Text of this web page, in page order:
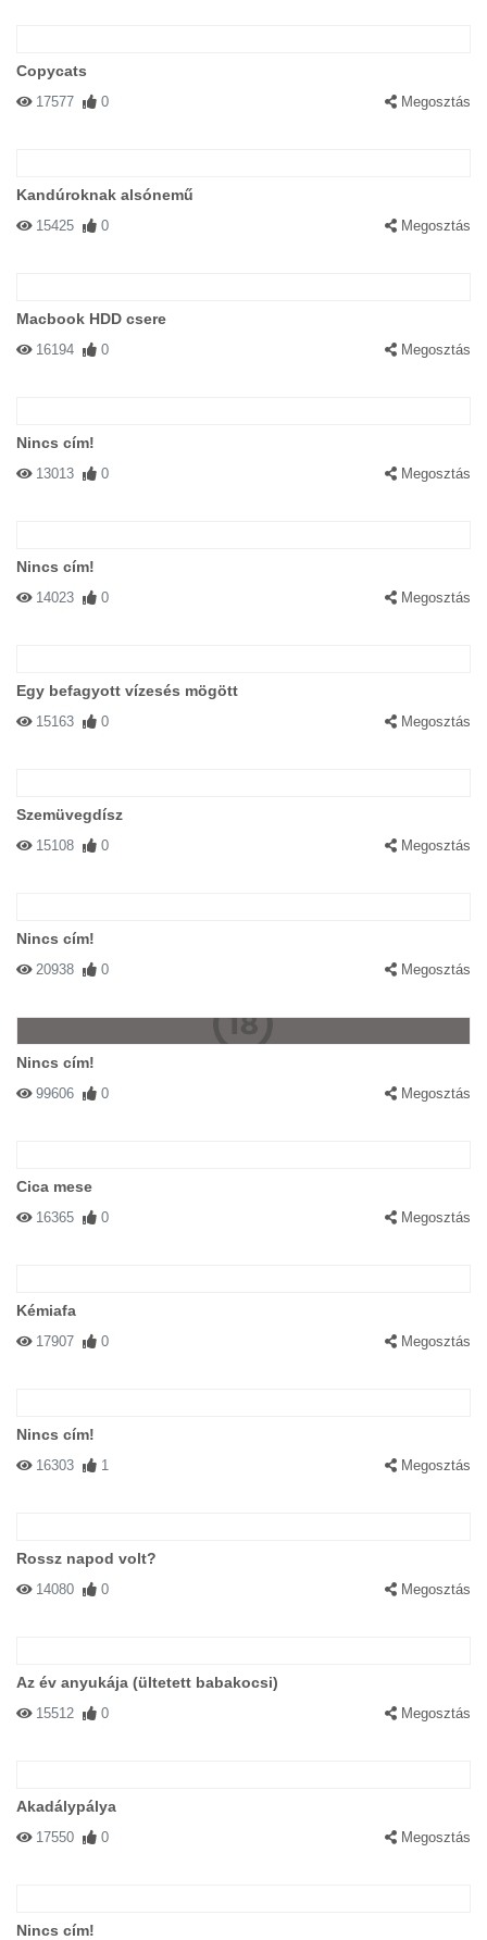
Copycats
17577 0 Megosztás
Kandúroknak alsónemű
15425 0 Megosztás
Macbook HDD csere
16194 0 Megosztás
Nincs cím!
13013 0 Megosztás
Nincs cím!
14023 0 Megosztás
Egy befagyott vízesés mögött
15163 0 Megosztás
Szemüvegdísz
15108 0 Megosztás
Nincs cím!
20938 0 Megosztás
Nincs cím!
99606 0 Megosztás
Cica mese
16365 0 Megosztás
Kémiafa
17907 0 Megosztás
Nincs cím!
16303 1 Megosztás
Rossz napod volt?
14080 0 Megosztás
Az év anyukája (ültetett babakocsi)
15512 0 Megosztás
Akadálypálya
17550 0 Megosztás
Nincs cím!